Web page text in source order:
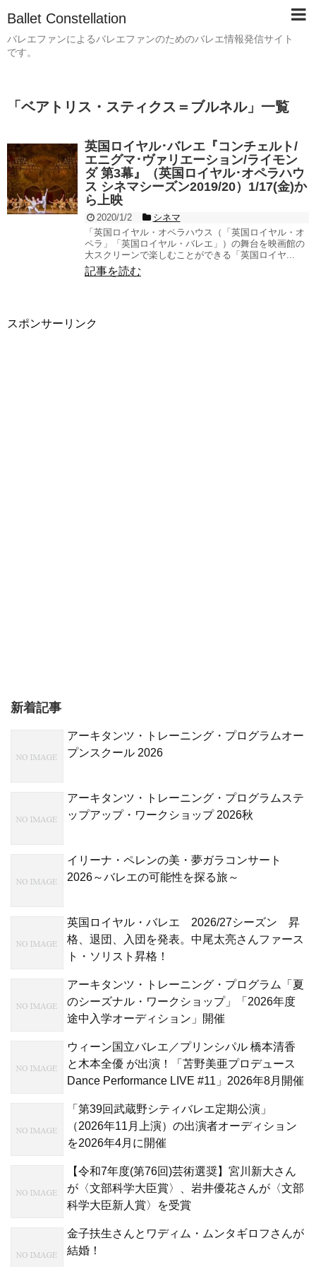
Ballet Constellation
バレエファンによるバレエファンのためのバレエ情報発信サイト
です。
「 ベアトリス・スティクス＝ブルネル」 一覧
英国ロイヤル･バレエ『コンチェルト/
エニグマ･ヴァリエーション/ライモン
ダ 第3幕』（英国ロイヤル･オペラハウ
ス シネマシーズン2019/20）1/17(金)か
ら上映
2020/1/2
シネマ
「英国ロイヤル・オペラハウス（「英国ロイヤル・オ
ペラ」「英国ロイヤル・バレエ」）の舞台を映画館の
大スクリーンで楽しむことができる「英国ロイヤ...
記事を読む
スポンサーリンク
新着記事
アーキタンツ・トレーニング・プログラムオー
プンスクール 2026
アーキタンツ・トレーニング・プログラムステ
ップアップ・ワークショップ 2026秋
イリーナ・ペレンの美・夢ガラコンサート
2026～バレエの可能性を探る旅～
英国ロイヤル・バレエ 2026/27シーズン 昇
格、退団、入団を発表。中尾太亮さんファース
ト・ソリスト昇格！
アーキタンツ・トレーニング・プログラム「夏
のシーズナル・ワークショップ」「2026年度
途中入学オーディション」開催
ウィーン国立バレエ／プリンシパル 橋本清香
と木本全優 が出演！「苫野美亜プロデュース
Dance Performance LIVE #11」2026年8月開催
「第39回武蔵野シティバレエ定期公演」
（2026年11月上演）の出演者オーディション
を2026年4月に開催
【令和7年度(第76回)芸術選奨】宮川新大さん
が〈文部科学大臣賞〉、岩井優花さんが〈文部
科学大臣新人賞〉を受賞
金子扶生さんとワディム・ムンタギロフさんが
結婚！